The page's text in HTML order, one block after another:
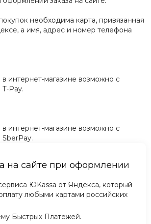
необходима карта, привязанная
а имя, адрес и номер телефона
в интернет-магазине возможно c
Pay.
в интернет-магазине возможно c
на сайте при оформлении
ЮKassa от Яндекса, который
любыми картами российских
Быстрых Платежей.